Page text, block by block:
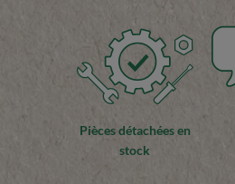
Pièces détachées en
stock